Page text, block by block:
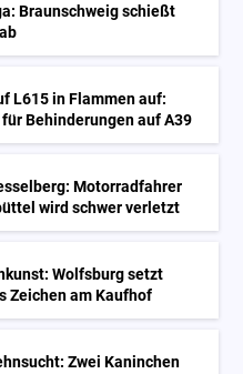
Braunschweig schießt
L615 in Flammen auf:
Behinderungen auf A39
Motorradfahrer
wird schwer verletzt
Wolfsburg setzt
Zeichen am Kaufhof
Zwei Kaninchen